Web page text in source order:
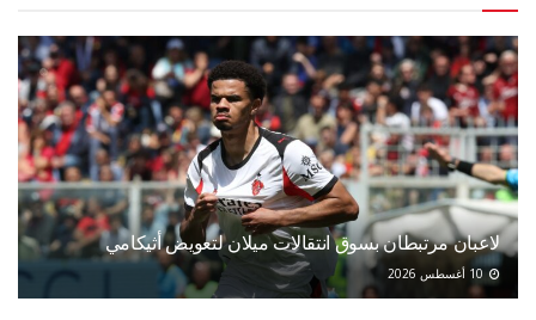
لاعبان مرتبطان بسوق انتقالات ميلان لتعويض أثيكامي